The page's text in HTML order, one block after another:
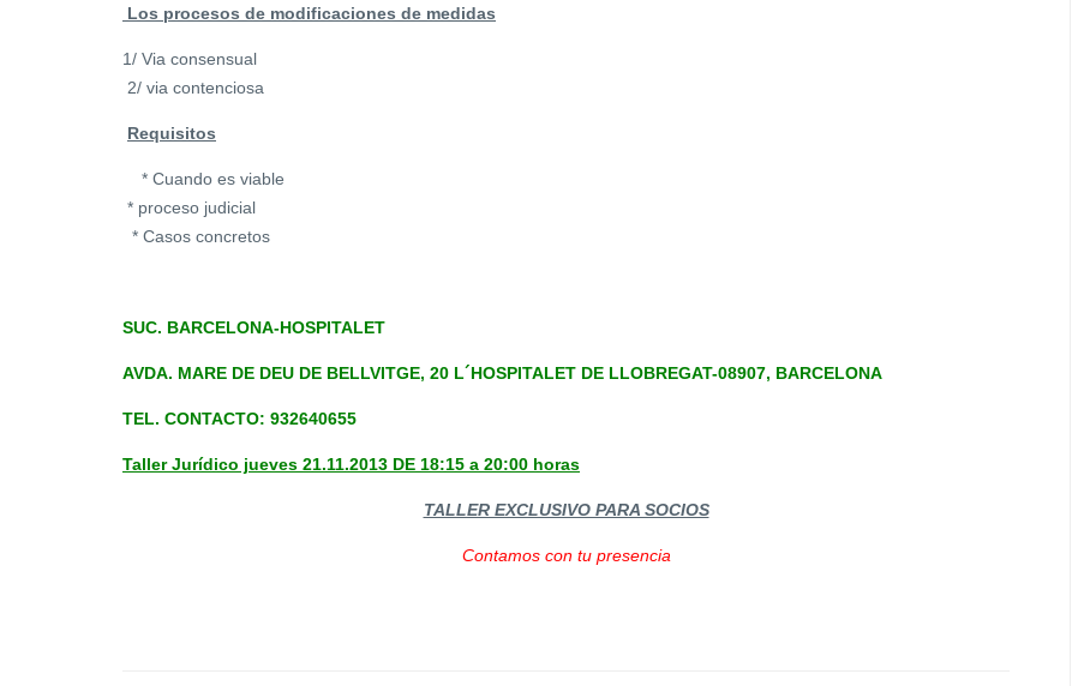
Los procesos de modificaciones de medidas
1/ Via consensual
2/ via contenciosa
Requisitos
* Cuando es viable
* proceso judicial
* Casos concretos
SUC. BARCELONA-HOSPITALET
AVDA. MARE DE DEU DE BELLVITGE, 20 L´HOSPITALET DE LLOBREGAT-08907, BARCELONA
TEL. CONTACTO: 932640655
Taller Jurídico jueves 21.11.2013 DE 18:15 a 20:00 horas
TALLER EXCLUSIVO PARA SOCIOS
Contamos con tu presencia